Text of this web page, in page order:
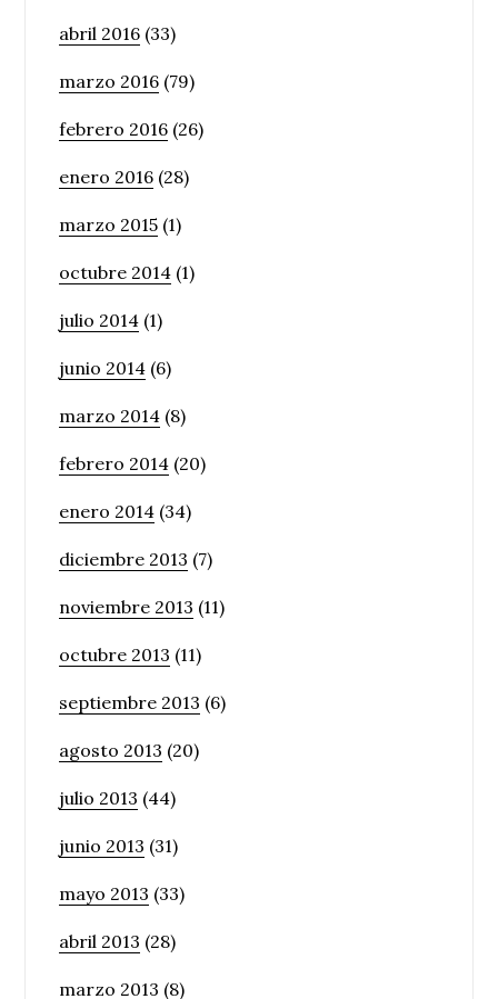
abril 2016 (33)
marzo 2016 (79)
febrero 2016 (26)
enero 2016 (28)
marzo 2015 (1)
octubre 2014 (1)
julio 2014 (1)
junio 2014 (6)
marzo 2014 (8)
febrero 2014 (20)
enero 2014 (34)
diciembre 2013 (7)
noviembre 2013 (11)
octubre 2013 (11)
septiembre 2013 (6)
agosto 2013 (20)
julio 2013 (44)
junio 2013 (31)
mayo 2013 (33)
abril 2013 (28)
marzo 2013 (8)